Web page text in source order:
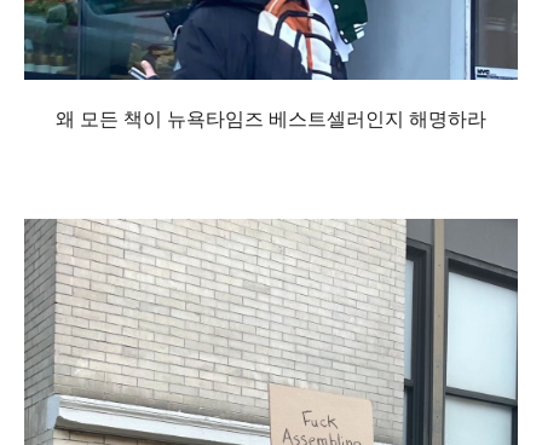
왜 모든 책이 뉴욕타임즈 베스트셀러인지 해명하라